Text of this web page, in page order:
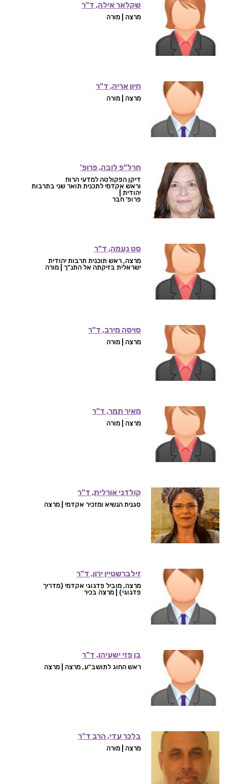
שקלאר אילה, ד"ר
מרצה | מורה
חיון אריה, ד"ר
מרצה | מורה
חרל"פ לובה, פרופ'
דיקן הפקולטה למדעי הרוח
וראש אקדמי לתכנית תואר שני בתרבות
יהודית |
פרופ' חבר
סט נעמה, ד"ר
מרצה, ראש תוכנית תרבות יהודית
ישראלית בזיקתה אל התנ"ך | מורה
סויסה מירב, ד"ר
מרצה | מורה
מאיר תמר, ד"ר
מרצה | מורה
קולדני אורלית, ד"ר
סגנית הנשיא ומזכיר אקדמי | מרצה
זילברשטיין ירון, ד"ר
מרצה, מוביל פדגוגי אקדמי (מדריך
פדגוגי) | מרצה בכיר
בן פזי ישעיהו, ד"ר
ראש החוג לתושב"ע, מרצה | מרצה
בלכר עדי, הרב ד"ר
מרצה | מורה